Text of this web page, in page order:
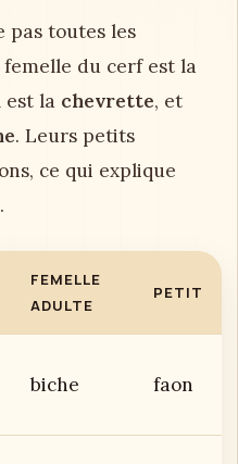
pas toutes les
du cerf est la
est la chevrette, et
. Leurs petits
ce qui explique
FEMELLE
ADULTE
PETIT
biche faon